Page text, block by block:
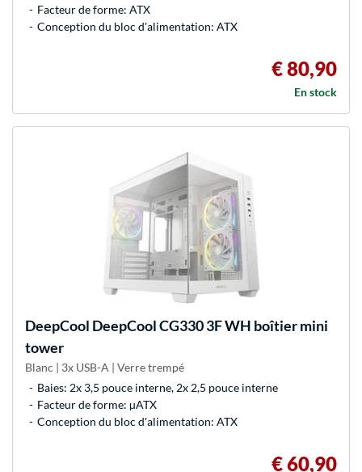
Facteur de forme: ATX
Conception du bloc d'alimentation: ATX
€ 80,90
En stock
DeepCool DeepCool CG330 3F WH boîtier mini
tower
Blanc | 3x USB-A | Verre trempé
Baies: 2x 3,5 pouce interne, 2x 2,5 pouce interne
Facteur de forme: µATX
Conception du bloc d'alimentation: ATX
€ 60,90